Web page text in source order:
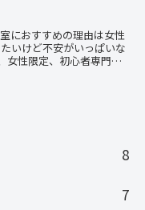
におすすめの理由は女性
いけど不安がいっぱいな
女性限定、初心者専門、
8
7